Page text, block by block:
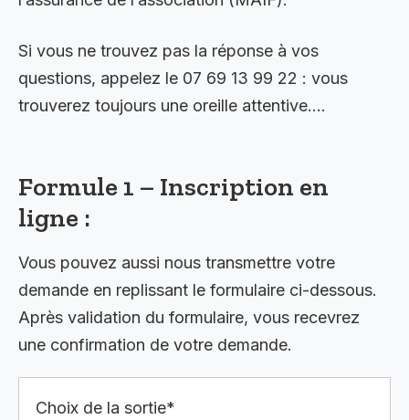
Si vous ne trouvez pas la réponse à vos
questions, appelez le 07 69 13 99 22 : vous
trouverez toujours une oreille attentive….
Formule 1 – Inscription en
ligne :
Vous pouvez aussi nous transmettre votre
demande en replissant le formulaire ci-dessous.
Après validation du formulaire, vous recevrez
une confirmation de votre demande.
Choix de la sortie*